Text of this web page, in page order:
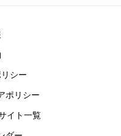
シー
ポリシー
イト一覧